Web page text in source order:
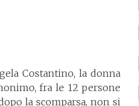
Costantino, la donna
fra le 12 persone
la scomparsa, non si